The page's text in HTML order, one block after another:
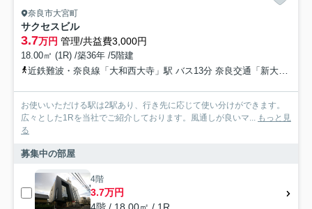
奈良市大宮町
サクセスビル
3.7万円 管理/共益費3,000円
18.00㎡ (1R) /築36年 /5階建
近鉄難波・奈良線「大和西大寺」駅 バス13分 奈良交通「新大宮駅」 停歩5分
お使いいただける駅は2駅あり、行き先に応じて使い分けができます。
広々とした1Rを当社でご紹介しております。風通しが良いマ...
もっと見
る
募集中の部屋
4階
3.7万円
4階 / 18.00㎡ / 1R